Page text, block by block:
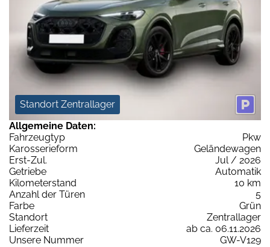
Standort Zentrallager
Allgemeine Daten:
Fahrzeugtyp
Pkw
Karosserieform
Geländewagen
Erst-Zul.
Jul / 2026
Getriebe
Automatik
Kilometerstand
10 km
Anzahl der Türen
5
Farbe
Grün
Standort
Zentrallager
Lieferzeit
ab ca. 06.11.2026
Unsere Nummer
GW-V129